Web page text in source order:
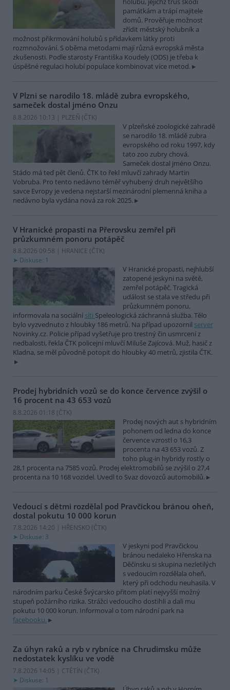
památkám a trápí majitele
domů. Prověřuje možnost
zřídit městský holubník a
možnost přikrmování holubů s přídavkem látky proti
rozmnožování. S oběma metodami mají různá evropská města
zkušenosti. Podle starosty Františka Koudely (ODS) je třeba k
úspěšné regulaci holubí populace kombinovat více metod.
V Plzni se narodilo 18. mládě zubra evropského,
sameček dostal jméno Onzu
8.8.2026 10:13 | PLZEŇ (ČTK)
V plzeňské zoologické zahradě
se narodilo 18. mládě zubra
evropského od roku 1997, kdy
tato zoo zubry chová.
Sameček dostal jméno Onzu.
Stádo má teď pět členů. ČTK to řekl mluvčí zahrady Martin
Vobruba. Pro tento nedávno téměř vyhubený druh největšího
savce Evropy je vedena nejstarší mezinárodní plemenná kniha a
nedávno byla vydána nová za rok 2025.
V Hranické propasti na Přerovsku zemřel při
průzkumném ponoru potápěč
8.8.2026 09:58 | HRANICE (ČTK)
Diskuse: 1
V Hranické propasti, nejhlubší
zatopené jeskyni na světě,
zemřel potápěč. Tragická
událost se stala ve středu při
průzkumném ponoru,
informovala na sociální síti Speleologická záchranná služba. Tělo
bylo vyzvednuto z hloubky 186 metrů. Na případ upozornil server
Novinky.cz. Policie případ vyšetřuje pro trestný čin usmrcení z
nedbalosti, řekla ČTK policejní mluvčí Miluše Zajícová. Muž, hasič z
Kladna, se měl původně potopit do hloubky 40 metrů, zjistila ČTK.
Prodej hybridních vozů se do konce července zvýšil o
16 procent na 43 653 vozů
8.8.2026 01:18 (ČTK)
Prodej nových aut s hybridním
pohonem od ledna do konce
července vzrostl o 16,3
procenta na 43 653 vozů. Z
toho plug-in hybridy rostly o
28,1 procenta na 7585 vozů. Prodej elektromobilů se zvýšil o 27,4
procenta na 10 168 vozidel. Uvedl to Svaz dovozců automobilů.
Vedoucí s dětmi rozdělal pod Pravčickou bránou oheň,
dostal pokutu 10 000 korun
7.8.2026 14:20 | HŘENSKO (ČTK)
Diskuse: 3
V jeskyni pod Pravčickou
bránou nedaleko Hřenska na
Děčínsku si skupina nezletilých
s vedoucím rozdělala oheň,
který při odchodu neuhasila. V
národním parku České Švýcarsko přitom platí nejvyšší možný
stupeň požárního rizika. Strážci vedoucího dostihli a dali mu
pokutu 10 000 korun. Informoval o tom národní park na
facebooku.
Za úhyn raků a ryb v rybníce na Chrudimsku může
nedostatek kyslíku ve vodě
7.8.2026 14:05 | CTĚTÍN (ČTK)
Diskuse: 1